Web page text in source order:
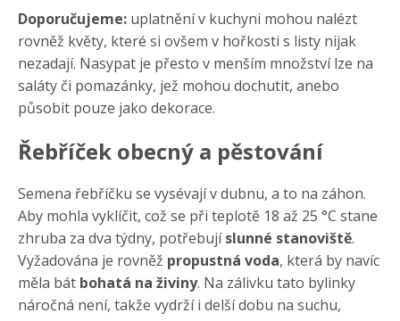
Doporučujeme: uplatnění v kuchyni mohou nalézt
rovněž květy, které si ovšem v hořkosti s listy nijak
nezadají. Nasypat je přesto v menším množství lze na
saláty či pomazánky, jež mohou dochutit, anebo
působit pouze jako dekorace.
Řebříček obecný a pěstování
Semena řebříčku se vysévají v dubnu, a to na záhon.
Aby mohla vyklíčit, což se při teplotě 18 až 25 °C stane
zhruba za dva týdny, potřebujíslunné stanoviště.
Vyžadována je rovněž propustná voda, která by navíc
měla bát bohatá na živiny. Na zálivku tato bylinky
náročná není, takže vydrží i delší dobu na suchu,